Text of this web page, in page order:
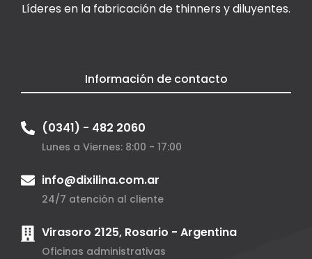
Líderes en la fabricación de thinners y diluyentes.
Información de contacto
(0341) - 482 2060
Lunes a Viernes: 8:00 - 17:00
info@dixilina.com.ar
24/7 atención al cliente
Virasoro 2125, Rosario - Argentina
Oficinas administrativas